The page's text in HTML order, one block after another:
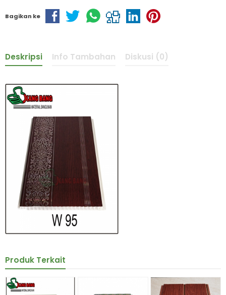
Bagikan ke
Deskripsi Info Tambahan Diskusi (0)
Produk Terkait